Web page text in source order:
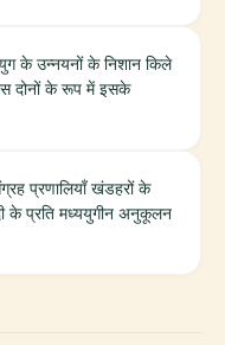
के उन्नयनों के निशान किले
दोनों के रूप में इसके
प्रणालियाँ खंडहरों के
के प्रति मध्ययुगीन अनुकूलन